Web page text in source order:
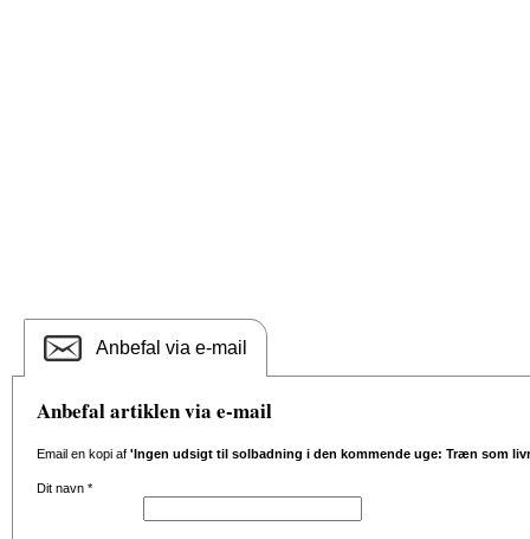
Anbefal via e-mail
Anbefal artiklen via e-mail
Email en kopi af 'Ingen udsigt til solbadning i den kommende uge: Træn som
Dit navn *